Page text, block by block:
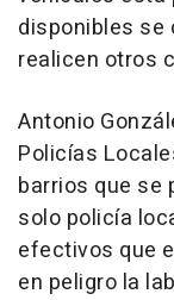
disponibles se
realicen otros
Antonio
Policías
barrios que se
solo policía
efectivos que
en peligro la